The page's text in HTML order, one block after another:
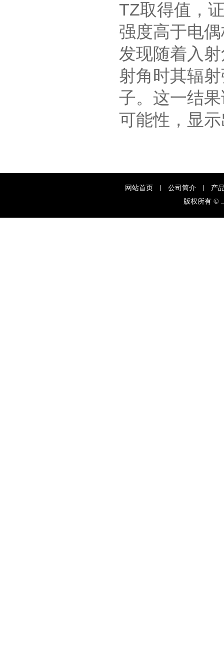
TZ取得值，
强度高于电
发现随着入
射角时其辐
子。这一结
可能性，显
网站首页 公司简介
产
版权所有 ©